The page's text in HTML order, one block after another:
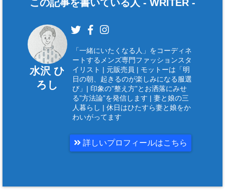
この記事を書いている人 - WRITER -
水沢 ひ
ろし
「一緒にいたくなる人」をコーディネ
ートするメンズ専門ファッションスタ
イリスト | 元販売員 | モットーは「明
日の朝、起きるのが楽しみになる服選
び」| 印象の”整え方”とお洒落にみせ
る”方法論”を発信します | 妻と娘の三
人暮らし | 休日はひたすら妻と娘をか
わいがってます
詳しいプロフィールはこちら